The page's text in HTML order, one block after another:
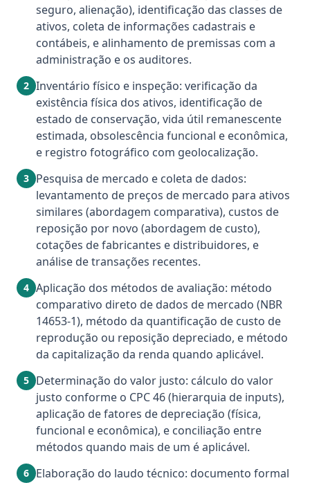
seguro, alienação), identificação das classes de
ativos, coleta de informações cadastrais e
contábeis, e alinhamento de premissas com a
administração e os auditores.
2 Inventário físico e inspeção: verificação da
existência física dos ativos, identificação de
estado de conservação, vida útil remanescente
estimada, obsolescência funcional e econômica,
e registro fotográfico com geolocalização.
3 Pesquisa de mercado e coleta de dados:
levantamento de preços de mercado para ativos
similares (abordagem comparativa), custos de
reposição por novo (abordagem de custo),
cotações de fabricantes e distribuidores, e
análise de transações recentes.
4 Aplicação dos métodos de avaliação: método
comparativo direto de dados de mercado (NBR
14653-1), método da quantificação de custo de
reprodução ou reposição depreciado, e método
da capitalização da renda quando aplicável.
5 Determinação do valor justo: cálculo do valor
justo conforme o CPC 46 (hierarquia de inputs),
aplicação de fatores de depreciação (física,
funcional e econômica), e conciliação entre
métodos quando mais de um é aplicável.
6 Elaboração do laudo técnico: documento formal